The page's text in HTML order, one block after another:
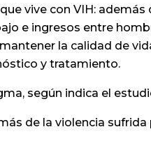
vive con VIH:
e ingresos entre
la calidad de
y tratamiento.
según indica el
de la violencia